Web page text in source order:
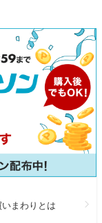
まわりとは